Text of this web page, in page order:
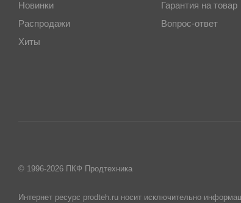
Новинки
Распродажи
Хиты
Гарантия на товар
Вопрос-ответ
© 1996-2026 ПКФ Продтехника
Интернет ресурс prodteh.ru носит исключительно